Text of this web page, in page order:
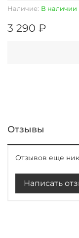
Наличие: В наличии
3 290 ₽
Отзывы
Отзывов еще
Написать